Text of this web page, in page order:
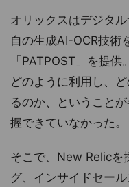
オリックスはデジタ
自の生成AI-OCR技術
「PATPOST」を提
どのように利用し、
るのか、ということ
握できていなかった。
そこで、New Relicを
グ、インサイドセー